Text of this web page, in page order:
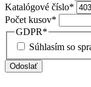
Katalógové číslo*
Počet kusov*
GDPR*
Súhlasím so
Odoslať